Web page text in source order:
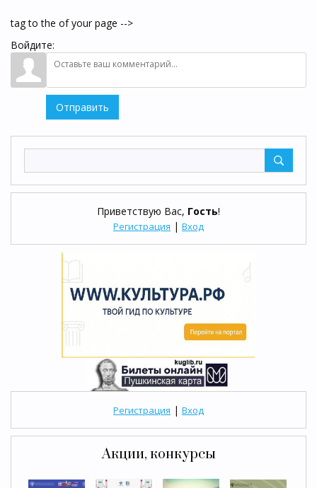
Приветствую Вас, Гость!
Регистрация | Вход
Регистрация | Вход
Акции, конкурсы
tag to the of your page -->
Войдите:
Отправить